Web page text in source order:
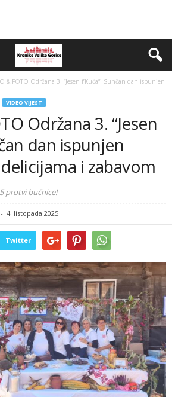
& FOTO Održana 3. “Jesen f’Kuča”: Sunčan dan ispunjen
VIDEO VIJEST
Održana 3. “Jesen
dan ispunjen
i zabavom
protvi bučnice!
- 4. listopada 2025
Twitter